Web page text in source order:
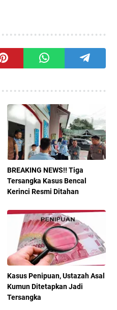
BREAKING NEWS!! Tiga
Tersangka Kasus Bencal
Kerinci Resmi Ditahan
Kasus Penipuan, Ustazah Asal
Kumun Ditetapkan Jadi
Tersangka